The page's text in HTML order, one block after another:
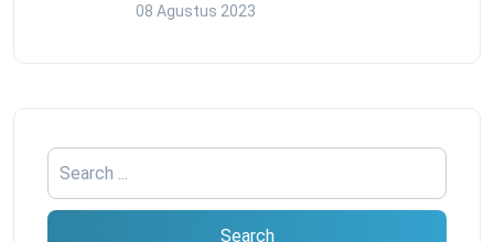
08 Agustus 2023